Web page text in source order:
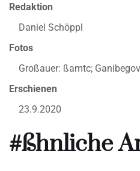
Redaktion
Daniel Schöppl
Fotos
Großauer: ßamtc;
Erschienen
23.9.2020
#ßhnliche